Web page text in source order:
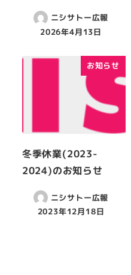
ニシサトー広報
2026年4月13日
お知らせ
冬季休業(2023-
2024)のお知らせ
ニシサトー広報
2023年12月18日